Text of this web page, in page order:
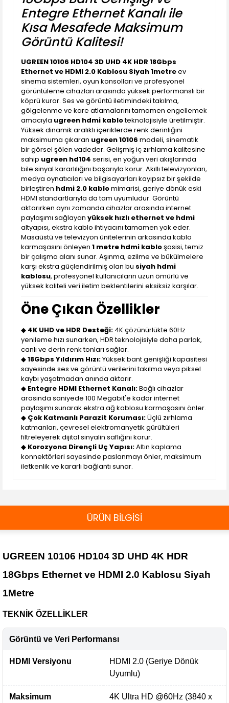
Entegre Ethernet Kanalı ile
Kısa Mesafede Maksimum
Görüntü Kalitesi!
UGREEN 10106 HD104 3D UHD 4K HDR 18Gbps
Ethernet ve HDMI 2.0 Kablosu Siyah 1metreev
sinema sistemleri, oyun konsolları ve profesyonel
görüntüleme cihazları arasında yüksek performanslı bir
köprü kurar. Ses ve görüntü iletimindeki takılma,
gölgelenme ve kare atlamalarını tamamen engellemek
amacıyla ugreen hdmi kabloteknolojisiyle üretilmiştir.
Yüksek dinamik aralıklı içeriklerde renk derinliğini
maksimuma çıkaran ugreen 10106 modeli, sinematik
bir görsel şölen vadeder. Gelişmiş iç zırhlama kalitesine
sahip ugreen hd104 serisi, en yoğun veri akışlarında
bile sinyal kararlılığını başarıyla korur. Akıllı televizyonları,
medya oynatıcıları ve bilgisayarları kayıpsız bir şekilde
birleştiren hdmi 2.0 kablomimarisi, geriye dönük eski
HDMI standartlarıyla da tam uyumludur. Görüntü
aktarırken aynı zamanda cihazlar arasında internet
paylaşımı sağlayan yüksek hızlı ethernet ve hdmi
altyapısı, ekstra kablo ihtiyacını tamamen yok eder.
Masaüstü ve televizyon ünitelerinin arkasında kablo
karmaşasını önleyen 1 metre hdmi kabloşasisi, temiz
bir çalışma alanı sunar. Aşınma, ezilme ve bükülmelere
karşı ekstra güçlendirilmiş olan bu siyah hdmi
kablosu, profesyonel kullanıcıların uzun ömürlü ve
yüksek kaliteli veri iletim beklentilerini eksiksiz karşılar.
Öne Çıkan Özellikler
◆ 4K UHD ve HDR Desteği: 4K çözünürlükte 60Hz
yenileme hızı sunarken, HDR teknolojisiyle daha parlak,
canlı ve derin renk tonları sağlar.
◆18Gbps Yıldırım Hızı:Yüksek bant genişliği kapasitesi
sayesinde ses ve görüntü verilerini takılma veya piksel
kaybı yaşatmadan anında aktarır.
◆ Entegre HDMI Ethernet Kanalı:Bağlı cihazlar
arasında saniyede 100 Megabit'e kadar internet
paylaşımı sunarak ekstra ağ kablosu karmaşasını önler.
◆ Çok Katmanlı Parazit Koruması:Üçlü zırhlama
katmanları, çevresel elektromanyetik gürültüleri
filtreleyerek dijital sinyalin saflığını korur.
◆ Korozyona Dirençli Uç Yapısı:Altın kaplama
konnektörleri sayesinde paslanmayı önler, maksimum
iletkenlik ve kararlı bağlantı sunar.
ÜRÜN BİLGİSİ
UGREEN 10106 HD104 3D UHD 4K HDR
18Gbps Ethernet ve HDMI 2.0 Kablosu Siyah
1Metre
TEKNİK ÖZELLİKLER
Görüntü ve Veri Performansı
HDMI Versiyonu
HDMI 2.0 (Geriye Dönük
Uyumlu)
Maksimum
4K Ultra HD @60Hz (3840 x